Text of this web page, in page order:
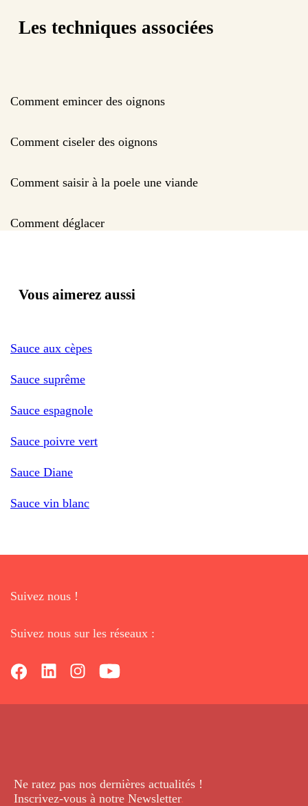
Les techniques associées
Comment emincer des oignons
Comment ciseler des oignons
Comment saisir à la poele une viande
Comment déglacer
Vous aimerez aussi
Sauce aux cèpes
Sauce suprême
Sauce espagnole
Sauce poivre vert
Sauce Diane
Sauce vin blanc
Suivez nous !
Suivez nous sur les réseaux :
Ne ratez pas nos dernières actualités !
Inscrivez-vous à notre Newsletter.